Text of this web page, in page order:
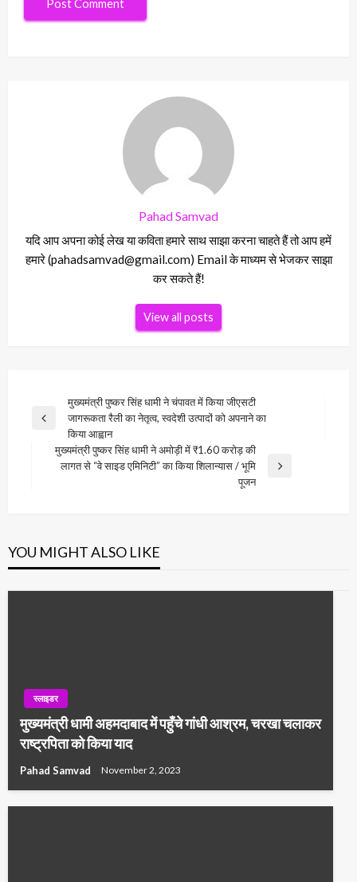
Pahad Samvad
यदि आप अपना कोई लेख या कविता हमारे साथ साझा करना चाहते हैं तो आप हमें
हमारे (pahadsamvad@gmail.com) Email के माध्यम से भेजकर साझा
कर सकते हैं!
View all posts
navigation
Previous
मुख्यमंत्री पुष्कर सिंह धामी ने चंपावत में किया जीएसटी
जागरूकता रैली का नेतृत्व, स्वदेशी उत्पादों को अपनाने का
किया आह्वान
Next
मुख्यमंत्री पुष्कर सिंह धामी ने अमोड़ी में ₹1.60 करोड़ की
लागत से “वे साइड एमिनिटी” का किया शिलान्यास / भूमि
पूजन
YOU MIGHT ALSO LIKE
स्लाइडर
मुख्यमंत्री धामी अहमदाबाद में पहुँचे गांधी आश्रम, चरखा चलाकर
राष्ट्रपिता को किया याद
Pahad Samvad November 2, 2023